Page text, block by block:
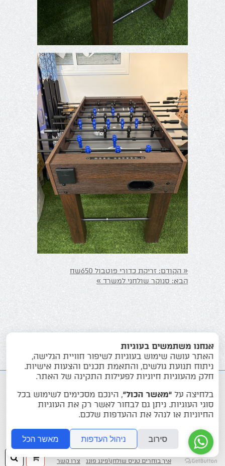
« הקודם: זריקת כדורי פוטבול 650שח
הבא: סנוקר שולחני למשרד »
שולחנות משחק אביזרים לפינג פונג
ציוד לסנוקר +שולחנות rasson חנות הפנאי
איך בוחרים טניס שולחן\פינג פונג צרו קשר
שלך
אנחנו משתמשים בעוגיות
האתר עושה שימוש בעוגיות לשיפור חוויית הגלישה,
ניתוח תנועת גולשים, והתאמת תכנים והצעות אישיות.
חלק מהעוגיות חיוניות לפעילות התקינה של האתר.
בלחיצה על “מאשר הכול”, הינכם מסכימים לשימוש בכל
סוגי העוגיות. ניתן גם לבחור לאשר רק את העוגיות
החיוניות או לנהל את ההעדפות שלכם.
סירוב ניהול העדפות מאשר הכל